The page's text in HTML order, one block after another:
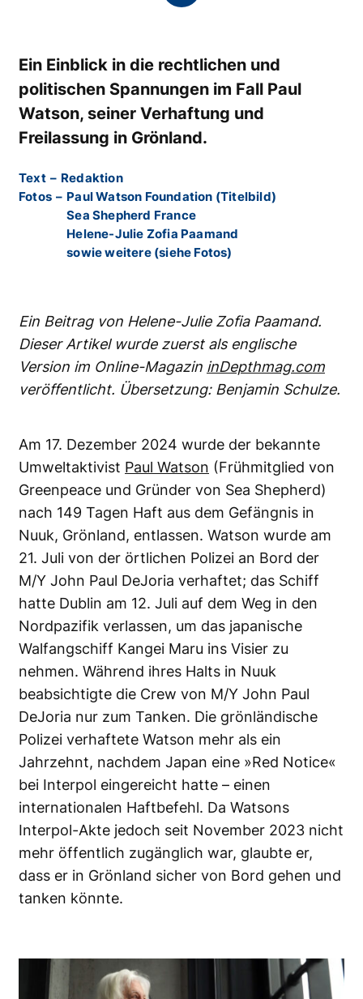
Ein Einblick in die rechtlichen und
politischen Spannungen im Fall Paul
Watson, seiner Verhaftung und
Freilassung in Grönland.
Text – Redaktion
Fotos – Paul Watson Foundation (Titelbild)
Sea Shepherd France
Helene-Julie Zofia Paamand
sowie weitere (siehe Fotos)
Ein Beitrag von Helene-Julie Zofia Paamand.
Dieser Artikel wurde zuerst als englische
Version im Online-Magazin inDepthmag.com
veröffentlicht. Übersetzung: Benjamin Schulze.
Am 17. Dezember 2024 wurde der bekannte
Umweltaktivist Paul Watson (Frühmitglied von
Greenpeace und Gründer von Sea Shepherd)
nach 149 Tagen Haft aus dem Gefängnis in
Nuuk, Grönland, entlassen. Watson wurde am
21. Juli von der örtlichen Polizei an Bord der
M/Y John Paul DeJoria verhaftet; das Schiff
hatte Dublin am 12. Juli auf dem Weg in den
Nordpazifik verlassen, um das japanische
Walfangschiff Kangei Maru ins Visier zu
nehmen. Während ihres Halts in Nuuk
beabsichtigte die Crew von M/Y John Paul
DeJoria nur zum Tanken. Die grönländische
Polizei verhaftete Watson mehr als ein
Jahrzehnt, nachdem Japan eine »Red Notice«
bei Interpol eingereicht hatte – einen
internationalen Haftbefehl. Da Watsons
Interpol-Akte jedoch seit November 2023 nicht
mehr öffentlich zugänglich war, glaubte er,
dass er in Grönland sicher von Bord gehen und
tanken könnte.